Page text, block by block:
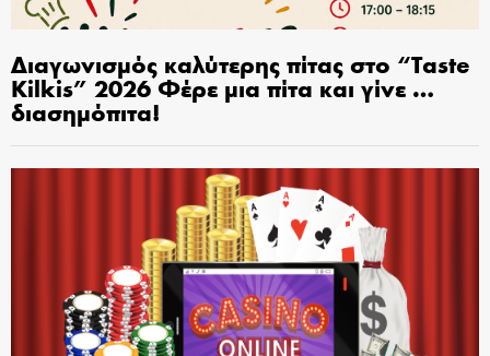
Διαγωνισμός καλύτερης πίτας στο “Taste
Kilkis” 2026 Φέρε μια πίτα και γίνε …
διασημόπιτα!